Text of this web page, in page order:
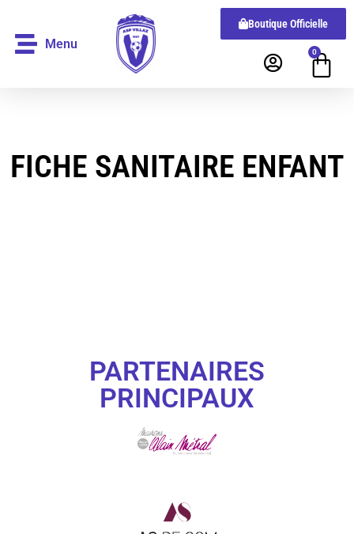
Menu
Boutique Officielle
0
FICHE SANITAIRE ENFANT
PARTENAIRES
PRINCIPAUX